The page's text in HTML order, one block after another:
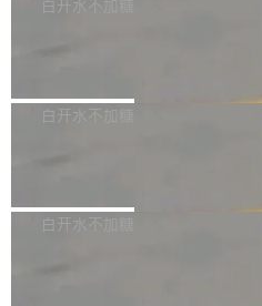
不得生成涉及安全性的关键变更，
36个月。 公告显示，本次宇树科技
员工参与设立的专项资产管理计划
白开水不加糖
Bug fixes and enhancements 修
一个回归问题，该问题导致拉取镜
白开水不加糖
e 孵化器项目管理委员会（IPMC）
白开水不加糖